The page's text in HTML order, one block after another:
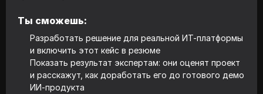
Ты сможешь:
Разработать решение для реальной ИТ-платформы
и включить этот кейс в резюме
Показать результат экспертам: они оценят проект
и расскажут, как доработать его до готового демо
ИИ-продукта